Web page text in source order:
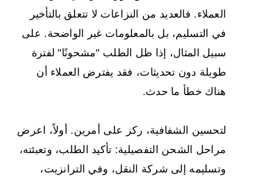
العملاء. فالعديد من النزاعات لا تتعلق بالتأخير
في التسليم، بل بالمعلومات غير الواضحة. على
سبيل المثال، إذا ظل الطلب "مشحونًا" لفترة
طويلة دون تحديثات، فقد يفترض العملاء أن
هناك خطأ ما حدث.
لتحسين الشفافية، ركز على أمرين. أولاً، اعرض
مراحل الشحن التفصيلية: تأكيد الطلب، وتعبئته،
وتسليمه إلى شركة النقل، وفي الترانزيت،